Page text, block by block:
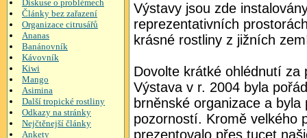
Diskuse o problémech
Články bez zařazení
Organizace citrusářů
Ananas
Banánovník
Kávovník
Kiwi
Mango
Asimina
Další tropické rostliny
Odkazy na stránky
Nejčtěnejší články
Ankety
Výstavy jsou zde
reprezentativních
krásné rostliny z jižních
Dovolte krátké ohlédnutí za
Výstava v r. 2004 byla
brněnské organizace a
pozorností. Kromě velkého
prezentovalo přes tucet